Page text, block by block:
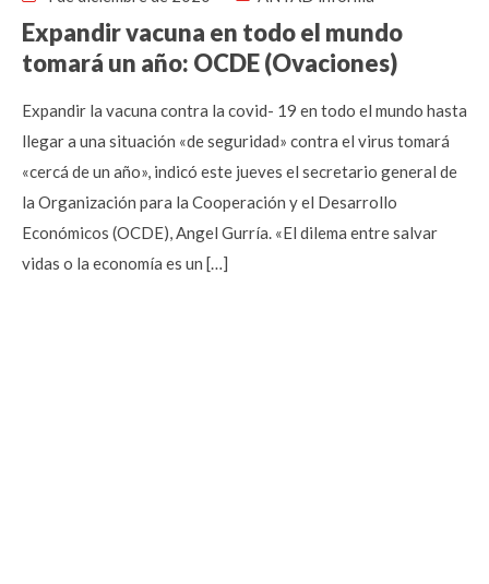
Expandir vacuna en todo el mundo
tomará un año: OCDE (Ovaciones)
Expandir la vacuna contra la covid- 19 en todo el mundo hasta
llegar a una situación «de seguridad» contra el virus tomará
«cercá de un año», indicó este jueves el secretario general de
la Organización para la Cooperación y el Desarrollo
Económicos (OCDE), Angel Gurría. «El dilema entre salvar
vidas o la economía es un […]